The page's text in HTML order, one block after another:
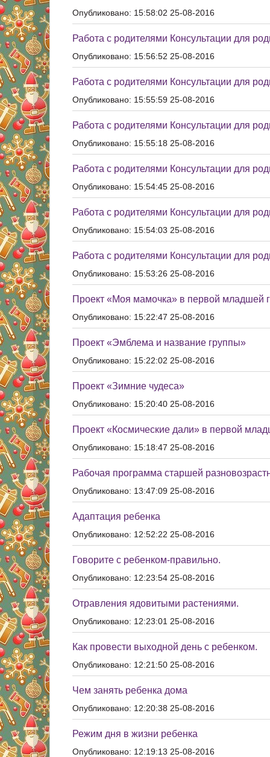
Опубликовано: 15:58:02 25-08-2016
Работа с родителями Консультации для
Опубликовано: 15:56:52 25-08-2016
Работа с родителями Консультации для
Опубликовано: 15:55:59 25-08-2016
Работа с родителями Консультации для
Опубликовано: 15:55:18 25-08-2016
Работа с родителями Консультации для
Опубликовано: 15:54:45 25-08-2016
Работа с родителями Консультации для
Опубликовано: 15:54:03 25-08-2016
Работа с родителями Консультации для
Опубликовано: 15:53:26 25-08-2016
Проект «Моя мамочка» в первой младшей
Опубликовано: 15:22:47 25-08-2016
Проект «Эмблема и название группы»
Опубликовано: 15:22:02 25-08-2016
Проект «Зимние чудеса»
Опубликовано: 15:20:40 25-08-2016
Проект «Космические дали» в первой
Опубликовано: 15:18:47 25-08-2016
Рабочая программа старшей
Опубликовано: 13:47:09 25-08-2016
Адаптация ребенка
Опубликовано: 12:52:22 25-08-2016
Говорите с ребенком-правильно.
Опубликовано: 12:23:54 25-08-2016
Отравления ядовитыми растениями.
Опубликовано: 12:23:01 25-08-2016
Как провести выходной день с ребенком.
Опубликовано: 12:21:50 25-08-2016
Чем занять ребенка дома
Опубликовано: 12:20:38 25-08-2016
Режим дня в жизни ребенка
Опубликовано: 12:19:13 25-08-2016